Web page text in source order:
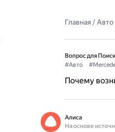
Главная/Авто
Вопрос для
#Авто
Почему
Алиса
На основе